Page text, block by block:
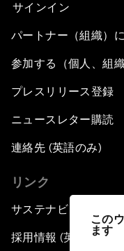
この
ます
サインイン
パートナー（組織）
参加する（個人、組織
プレスリリース登録
ニュースレター購読
連絡先 (英語のみ)
リンク
サステナビリティへの
採用情報 (英語のみ)